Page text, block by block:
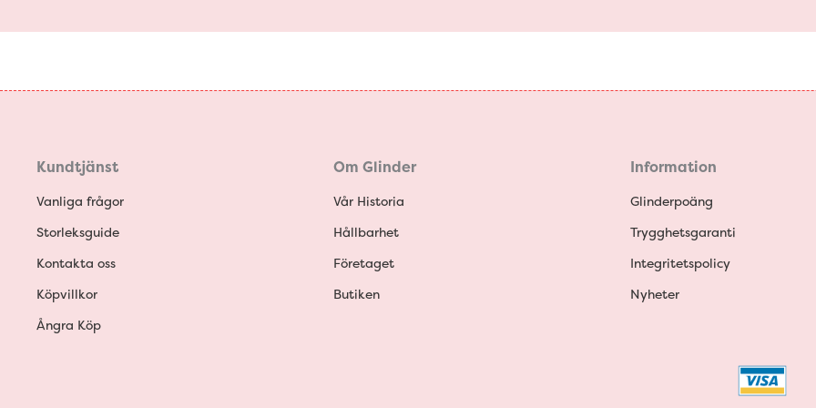
Kundtjänst
Vanliga frågor
Storleksguide
Kontakta oss
Köpvillkor
Ångra Köp
Om Glinder
Vår Historia
Hållbarhet
Företaget
Butiken
Information
Glinderpoäng
Trygghetsgaranti
Integritetspolicy
Nyheter